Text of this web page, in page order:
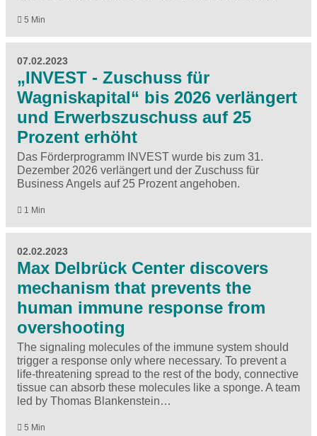
5 Min
07.02.2023
„INVEST - Zuschuss für
Wagniskapital“ bis 2026 verlängert
und Erwerbszuschuss auf 25
Prozent erhöht
Das Förderprogramm INVEST wurde bis zum 31.
Dezember 2026 verlängert und der Zuschuss für
Business Angels auf 25 Prozent angehoben.
1 Min
02.02.2023
Max Delbrück Center discovers
mechanism that prevents the
human immune response from
overshooting
The signaling molecules of the immune system should
trigger a response only where necessary. To prevent a
life-threatening spread to the rest of the body, connective
tissue can absorb these molecules like a sponge. A team
led by Thomas Blankenstein…
5 Min